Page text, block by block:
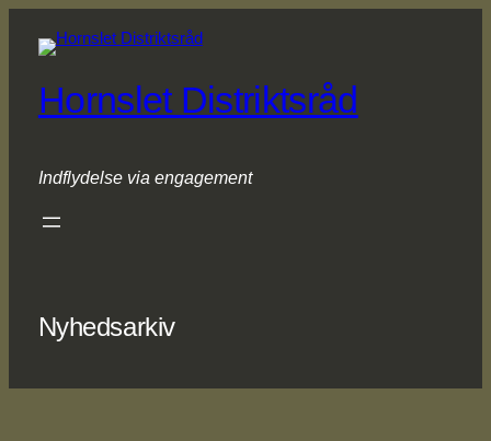
Hornslet Distriktsråd
Indflydelse via engagement
Nyhedsarkiv